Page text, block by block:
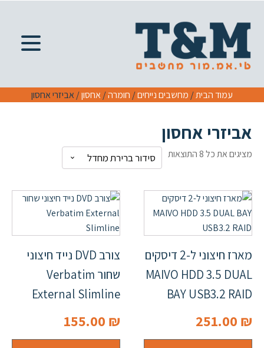
עמוד הבית/ מחשבים נייחים/ חומרה/אחסון/ אביזרי אחסון
אביזרי אחסון
מציגים את כל ⁦8⁩ התוצאות
מארז חיצוני ל-2 דיסקים
MAIVO HDD 3.5 DUAL
BAY USB3.2 RAID
251.00 ₪
צורב DVD נייד חיצוני
שחור Verbatim
External Slimline
155.00 ₪